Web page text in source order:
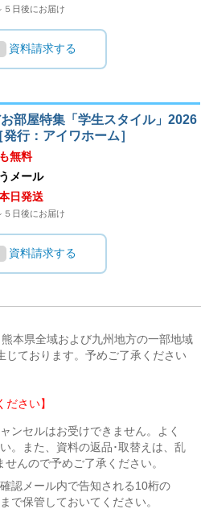
５日後にお届け
資料請求する
部屋特集「学生スタイル」2026
行：アイワホーム］
無料
メール
日発送
５日後にお届け
資料請求する
本県全域および九州地方の一部地域
じております。予めご了承ください
ださい】
ンセルはお受けできません。よく
。また、資料の返品･取替えは、乱
んので予めご了承ください。
認メール内で告知される10桁の
で保管しておいてください。